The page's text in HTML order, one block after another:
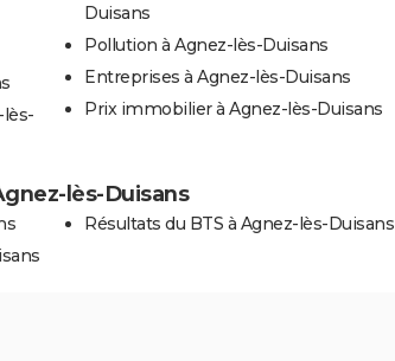
Duisans
Pollution à Agnez-lès-Duisans
Entreprises à Agnez-lès-Duisans
Prix immobilier à Agnez-lès-Duisans
lès-Duisans
Résultats du BTS à Agnez-lès-Duisans